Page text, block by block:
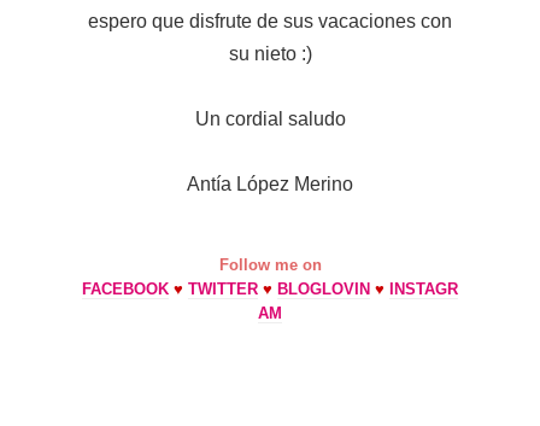
espero que disfrute de sus vacaciones con
su nieto :)
Un cordial saludo
Antía López Merino
Follow me on
FACEBOOK ♥ TWITTER ♥ BLOGLOVIN ♥ INSTAGR
AM